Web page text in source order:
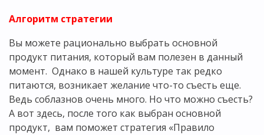
Алгоритм стратегии
Вы можете рационально выбрать основной
продукт питания, который вам полезен в данный
момент. Однако в нашей культуре так редко
питаются, возникает желание что-то съесть еще.
Ведь соблазнов очень много. Но что можно съесть?
А вот здесь, после того как выбран основной
продукт, вам поможет стратегия «Правило